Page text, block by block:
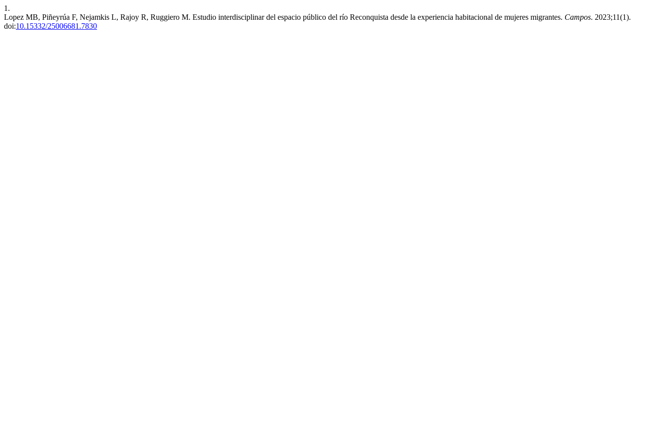
1.
Lopez MB, Piñeyrúa F, Nejamkis L, Rajoy R, Ruggiero M. Estudio interdisciplinar del espacio público del río Reconquista desde la experiencia habitacional de mujeres migrantes. Campos. 2023;11(1).
doi:10.15332/25006681.7830